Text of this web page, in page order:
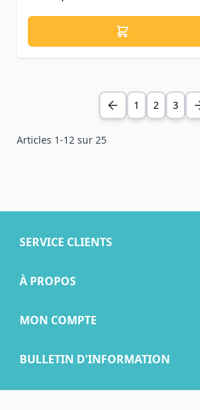
Articles 1-12 sur 25
1 2 3
SERVICE CLIENTS
À PROPOS
MON COMPTE
BULLETIN D'INFORMATION